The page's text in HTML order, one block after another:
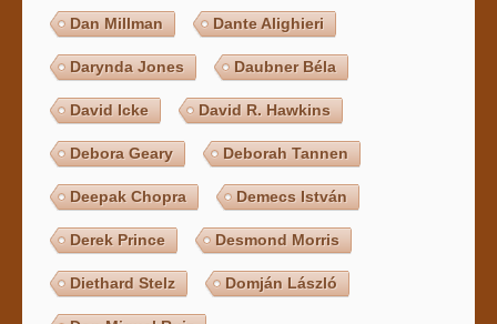
Dan Millman Dante Alighieri
Darynda Jones Daubner Béla
David Icke David R. Hawkins
Debora Geary Deborah Tannen
Deepak Chopra Demecs István
Derek Prince Desmond Morris
Diethard Stelz Domján László